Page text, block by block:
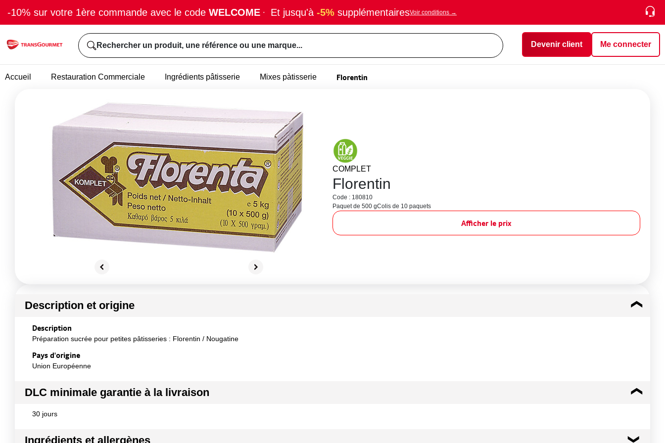
-10% sur votre 1ère commande avec le code WELCOME · Et jusqu'à -5% supplémentairesVoir conditions →
Rechercher un produit, une référence ou une marque... Devenir client Me connecter
Accueil Restauration Commerciale Ingrédients pâtisserie Mixes pàtisserie Florentin
COMPLET
Florentin
Code : 180810
Paquet de 500 gColis de 10 paquets
Afficher le prix
Description et origine
Description
Préparation sucrée pour petites pâtisseries : Florentin / Nougatine
Pays d'origine
Union Européenne
DLC minimale garantie à la livraison
30 jours
Ingrédients et allergènes